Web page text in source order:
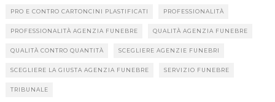
PRO E CONTRO CARTONCINI PLASTIFICATI PROFESSIONALITÀ
PROFESSIONALITÀ AGENZIA FUNEBRE QUALITÀ AGENZIA FUNEBRE
QUALITÀ CONTRO QUANTITÀ SCEGLIERE AGENZIE FUNEBRI
SCEGLIERE LA GIUSTA AGENZIA FUNEBRE SERVIZIO FUNEBRE
TRIBUNALE